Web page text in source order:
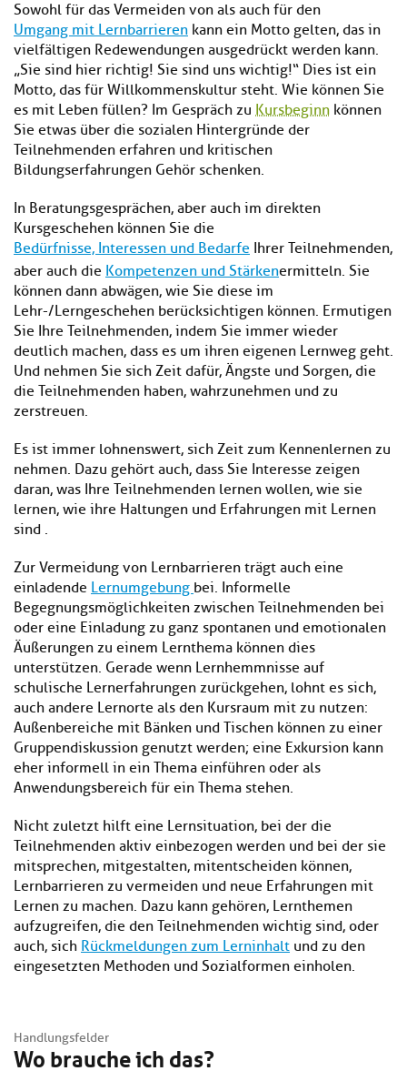
Sowohl für das Vermeiden von als auch für den
Umgang mit Lernbarrieren kann ein Motto gelten, das in
vielfältigen Redewendungen ausgedrückt werden kann.
„Sie sind hier richtig! Sie sind uns wichtig!“ Dies ist ein
Motto, das für Willkommenskultur steht. Wie können Sie
es mit Leben füllen? Im Gespräch zu Kursbeginn können
Sie etwas über die sozialen Hintergründe der
Teilnehmenden erfahren und kritischen
Bildungserfahrungen Gehör schenken.
In Beratungsgesprächen, aber auch im direkten
Kursgeschehen können Sie die
Bedürfnisse, Interessen und Bedarfe Ihrer Teilnehmenden,
aber auch die Kompetenzen und Stärkenermitteln. Sie
können dann abwägen, wie Sie diese im
Lehr-/Lerngeschehen berücksichtigen können. Ermutigen
Sie Ihre Teilnehmenden, indem Sie immer wieder
deutlich machen, dass es um ihren eigenen Lernweg geht.
Und nehmen Sie sich Zeit dafür, Ängste und Sorgen, die
die Teilnehmenden haben, wahrzunehmen und zu
zerstreuen.
Es ist immer lohnenswert, sich Zeit zum Kennenlernen zu
nehmen. Dazu gehört auch, dass Sie Interesse zeigen
daran, was Ihre Teilnehmenden lernen wollen, wie sie
lernen, wie ihre Haltungen und Erfahrungen mit Lernen
sind .
Zur Vermeidung von Lernbarrieren trägt auch eine
einladende Lernumgebung bei. Informelle
Begegnungsmöglichkeiten zwischen Teilnehmenden bei
oder eine Einladung zu ganz spontanen und emotionalen
Äußerungen zu einem Lernthema können dies
unterstützen. Gerade wenn Lernhemmnisse auf
schulische Lernerfahrungen zurückgehen, lohnt es sich,
auch andere Lernorte als den Kursraum mit zu nutzen:
Außenbereiche mit Bänken und Tischen können zu einer
Gruppendiskussion genutzt werden; eine Exkursion kann
eher informell in ein Thema einführen oder als
Anwendungsbereich für ein Thema stehen.
Nicht zuletzt hilft eine Lernsituation, bei der die
Teilnehmenden aktiv einbezogen werden und bei der sie
mitsprechen, mitgestalten, mitentscheiden können,
Lernbarrieren zu vermeiden und neue Erfahrungen mit
Lernen zu machen. Dazu kann gehören, Lernthemen
aufzugreifen, die den Teilnehmenden wichtig sind, oder
auch, sich Rückmeldungen zum Lerninhalt und zu den
eingesetzten Methoden und Sozialformen einholen.
Handlungsfelder
Wo brauche ich das?